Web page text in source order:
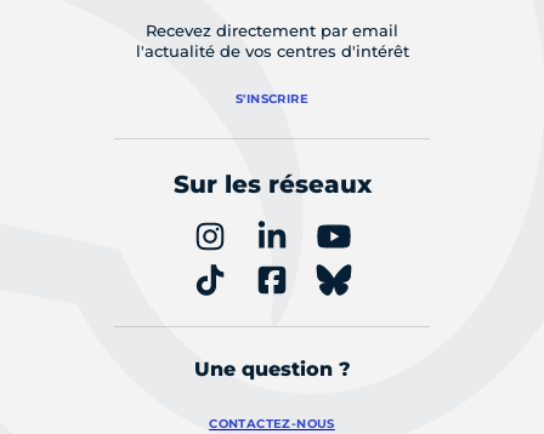
Recevez directement par email
l'actualité de vos centres d'intérêt
S'INSCRIRE
Sur les réseaux
Une question ?
CONTACTEZ-NOUS